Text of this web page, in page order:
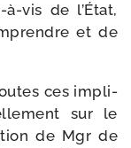
​vis de l’État,
et de
ces impli­
sur le
de Mgr de